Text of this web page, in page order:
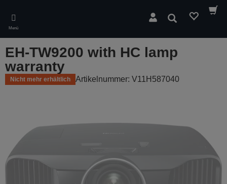
main
content
Menü
Suchen
EH-TW9200 with HC lamp
warranty
Nicht mehr erhältlich Artikelnummer: V11H587040